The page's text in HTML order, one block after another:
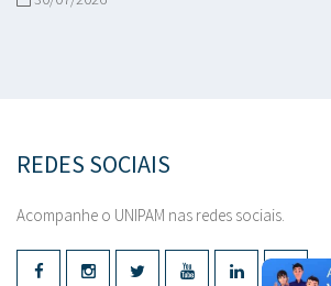
REDES SOCIAIS
Acompanhe o UNIPAM nas redes sociais.